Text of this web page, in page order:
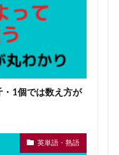
1個では数え方が
英単語・熟語